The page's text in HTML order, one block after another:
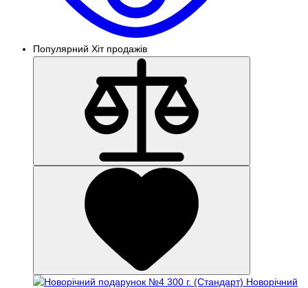
Популярний Хіт продажів
Новорічний